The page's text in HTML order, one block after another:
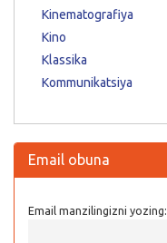
Kinematografiya
Kino
Klassika
Kommunikatsiya
Email obuna
Email manzilingizni yozing: